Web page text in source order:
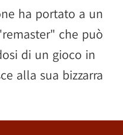
ha portato a un
che può
di un gioco in
alla sua bizzarra